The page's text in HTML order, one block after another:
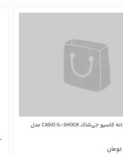
ساعت مچی مردانه کاسیو جی‌شاک CASIO G-SHOCK مدل
تومان